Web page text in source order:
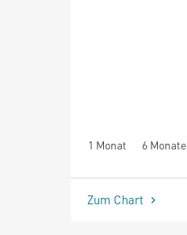
1 Monat 6 Monate
seit Beginn
Zum Chart